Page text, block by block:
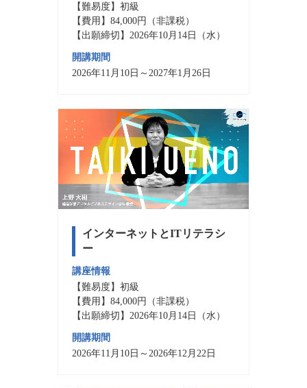
【難易度】初級
【費用】84,000円（非課税）
【出願締切】2026年10月14日（水）
開講期間
2026年11月10日～2027年1月26日
インターネットとITリテラシ
ー
講座情報
【難易度】初級
【費用】84,000円（非課税）
【出願締切】2026年10月14日（水）
開講期間
2026年11月10日～2026年12月22日